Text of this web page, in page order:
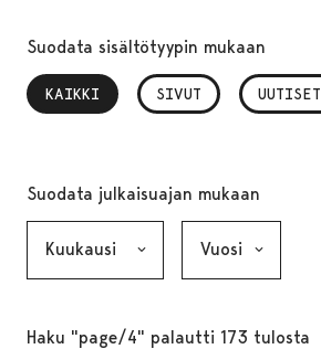
Suodata sisältötyypin mukaan
KAIKKI
, VALITTU SIVUT UUTISET
Suodata julkaisuajan mukaan
Haku "page/4" palautti 173 tulosta